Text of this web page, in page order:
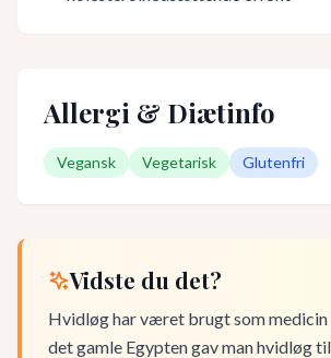
Allergi & Diætinfo
Vegansk Vegetarisk Glutenfri
Vidste du det?
Hvidløg har været brugt som medicin
det gamle Egypten gav man hvidløg